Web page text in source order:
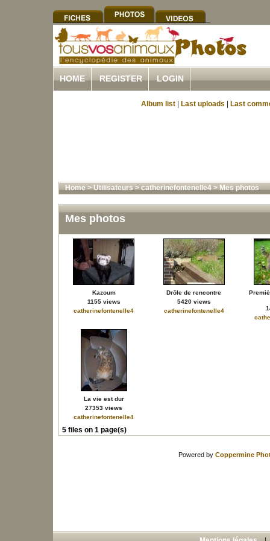
HOME REGISTER LOGIN
Album list Last uploads Last
Home>Utilisateurs>catherinefontenelle4>Mes photos
Mes photos
Kazoum
1155 views
catherinefontenelle4
Drôle de rencontre
5420 views
catherinefontenelle4
La vie est dur
27353 views
catherinefontenelle4
5 files on 1 page(s)
Powered by Coppermine